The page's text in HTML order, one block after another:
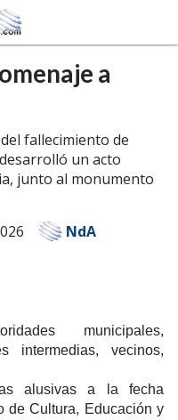
a
fallecimiento de
un acto
junto al monumento
NdA
municipales,
intermedias, vecinos,
alusivas a la fecha
de Cultura, Educación y